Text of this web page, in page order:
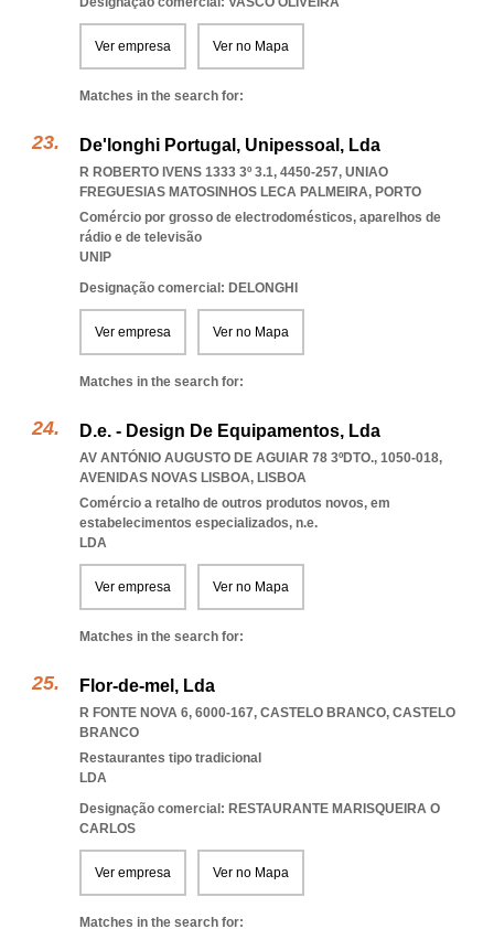
Ver empresa Ver no Mapa
Matches in the search for:
De'longhi Portugal, Unipessoal, Lda
R ROBERTO IVENS 1333 3º 3.1, 4450-257, UNIAO
FREGUESIAS MATOSINHOS LECA PALMEIRA, PORTO
Comércio por grosso de electrodomésticos, aparelhos de
rádio e de televisão
UNIP
Designação comercial: DELONGHI
Ver empresa Ver no Mapa
Matches in the search for:
D.e. - Design De Equipamentos, Lda
AV ANTÓNIO AUGUSTO DE AGUIAR 78 3ºDTO., 1050-018,
AVENIDAS NOVAS LISBOA, LISBOA
Comércio a retalho de outros produtos novos, em
estabelecimentos especializados, n.e.
LDA
Ver empresa Ver no Mapa
Matches in the search for:
Flor-de-mel, Lda
R FONTE NOVA 6, 6000-167, CASTELO BRANCO, CASTELO
BRANCO
Restaurantes tipo tradicional
LDA
Designação comercial: RESTAURANTE MARISQUEIRA O
CARLOS
Ver empresa Ver no Mapa
Matches in the search for: